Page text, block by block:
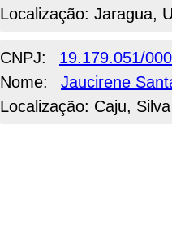
Localização: Jaragua,
CNPJ: 19.179.051/
Nome:
Jaucirene
Localização: Caju,